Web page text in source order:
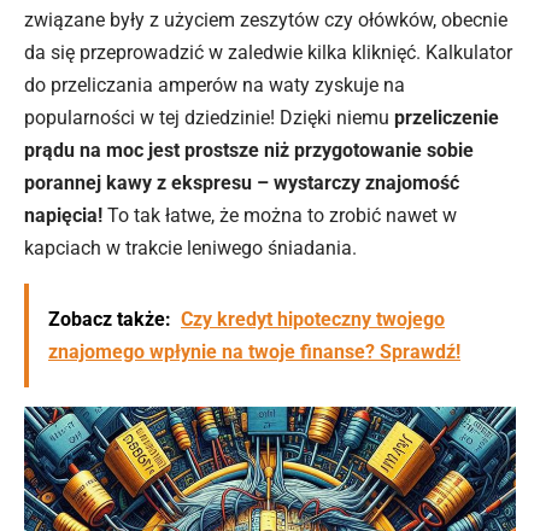
związane były z użyciem zeszytów czy ołówków, obecnie
da się przeprowadzić w zaledwie kilka kliknięć. Kalkulator
do przeliczania amperów na waty zyskuje na
popularności w tej dziedzinie! Dzięki niemu przeliczenie
prądu na moc jest prostsze niż przygotowanie sobie
porannej kawy z ekspresu – wystarczy znajomość
napięcia! To tak łatwe, że można to zrobić nawet w
kapciach w trakcie leniwego śniadania.
Zobacz także: Czy kredyt hipoteczny twojego
znajomego wpłynie na twoje finanse? Sprawdź!